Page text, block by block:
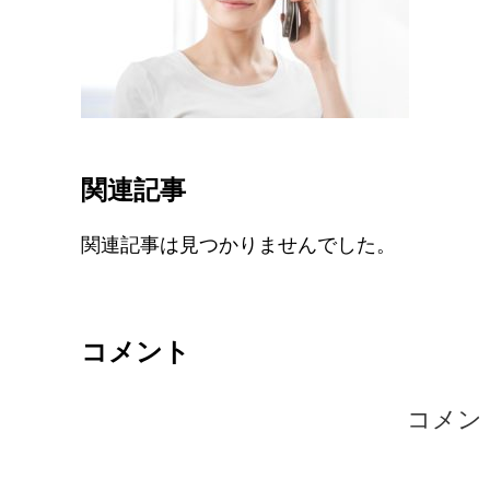
関連記事
関連記事は見つかりませんでした。
コメント
コメン